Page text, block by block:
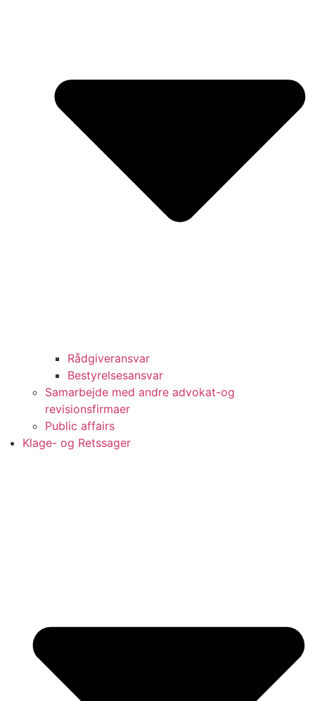
Rådgiveransvar
Bestyrelsesansvar
Samarbejde med andre advokat-og
revisionsfirmaer
Public affairs
Klage- og Retssager